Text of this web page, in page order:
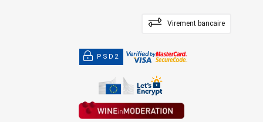
Virement bancaire
PSD2